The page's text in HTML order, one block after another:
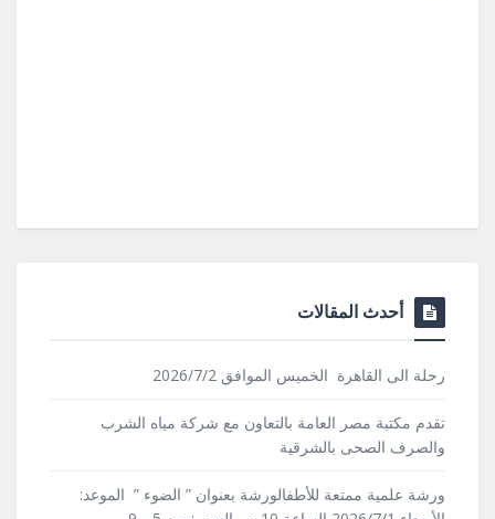
أحدث المقالات
رحلة الى القاهرة الخميس الموافق 2026/7/2
تقدم مكتبة مصر العامة بالتعاون مع شركة مياه الشرب
والصرف الصحى بالشرقية
ورشة علمية ممتعة للأطفالورشة بعنوان ” الضوء ” الموعد: